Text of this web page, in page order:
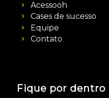
Acessooh
Cases de sucesso
Equipe
Contato
Fique por dentro